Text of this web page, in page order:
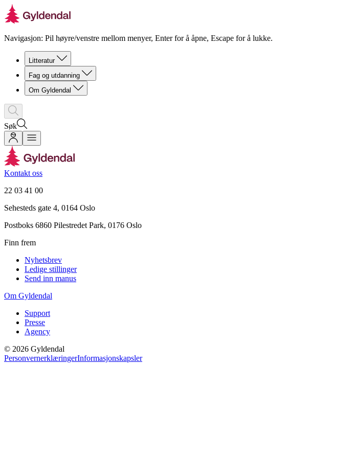
Navigasjon: Pil høyre/venstre mellom menyer, Enter for å åpne, Escape for å lukke.
Litteratur
Fag og utdanning
Om Gyldendal
Søk
Kontakt oss
22 03 41 00
Sehesteds gate 4, 0164 Oslo
Postboks 6860 Pilestredet Park, 0176 Oslo
Finn frem
Nyhetsbrev
Ledige stillinger
Send inn manus
Om Gyldendal
Support
Presse
Agency
© 2026 Gyldendal
PersonvernerklæringerInformasjonskapsler